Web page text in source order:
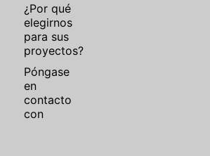
¿Por qué
elegirnos
para sus
proyectos?
Póngase
en
contacto
con